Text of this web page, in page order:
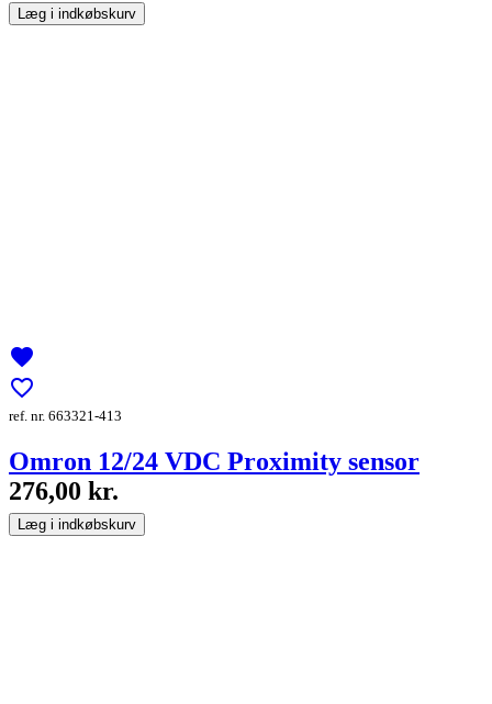
Læg i indkøbskurv
favorite
favorite_border
ref. nr. 663321-413
Omron 12/24 VDC Proximity sensor
276,00 kr.
Læg i indkøbskurv